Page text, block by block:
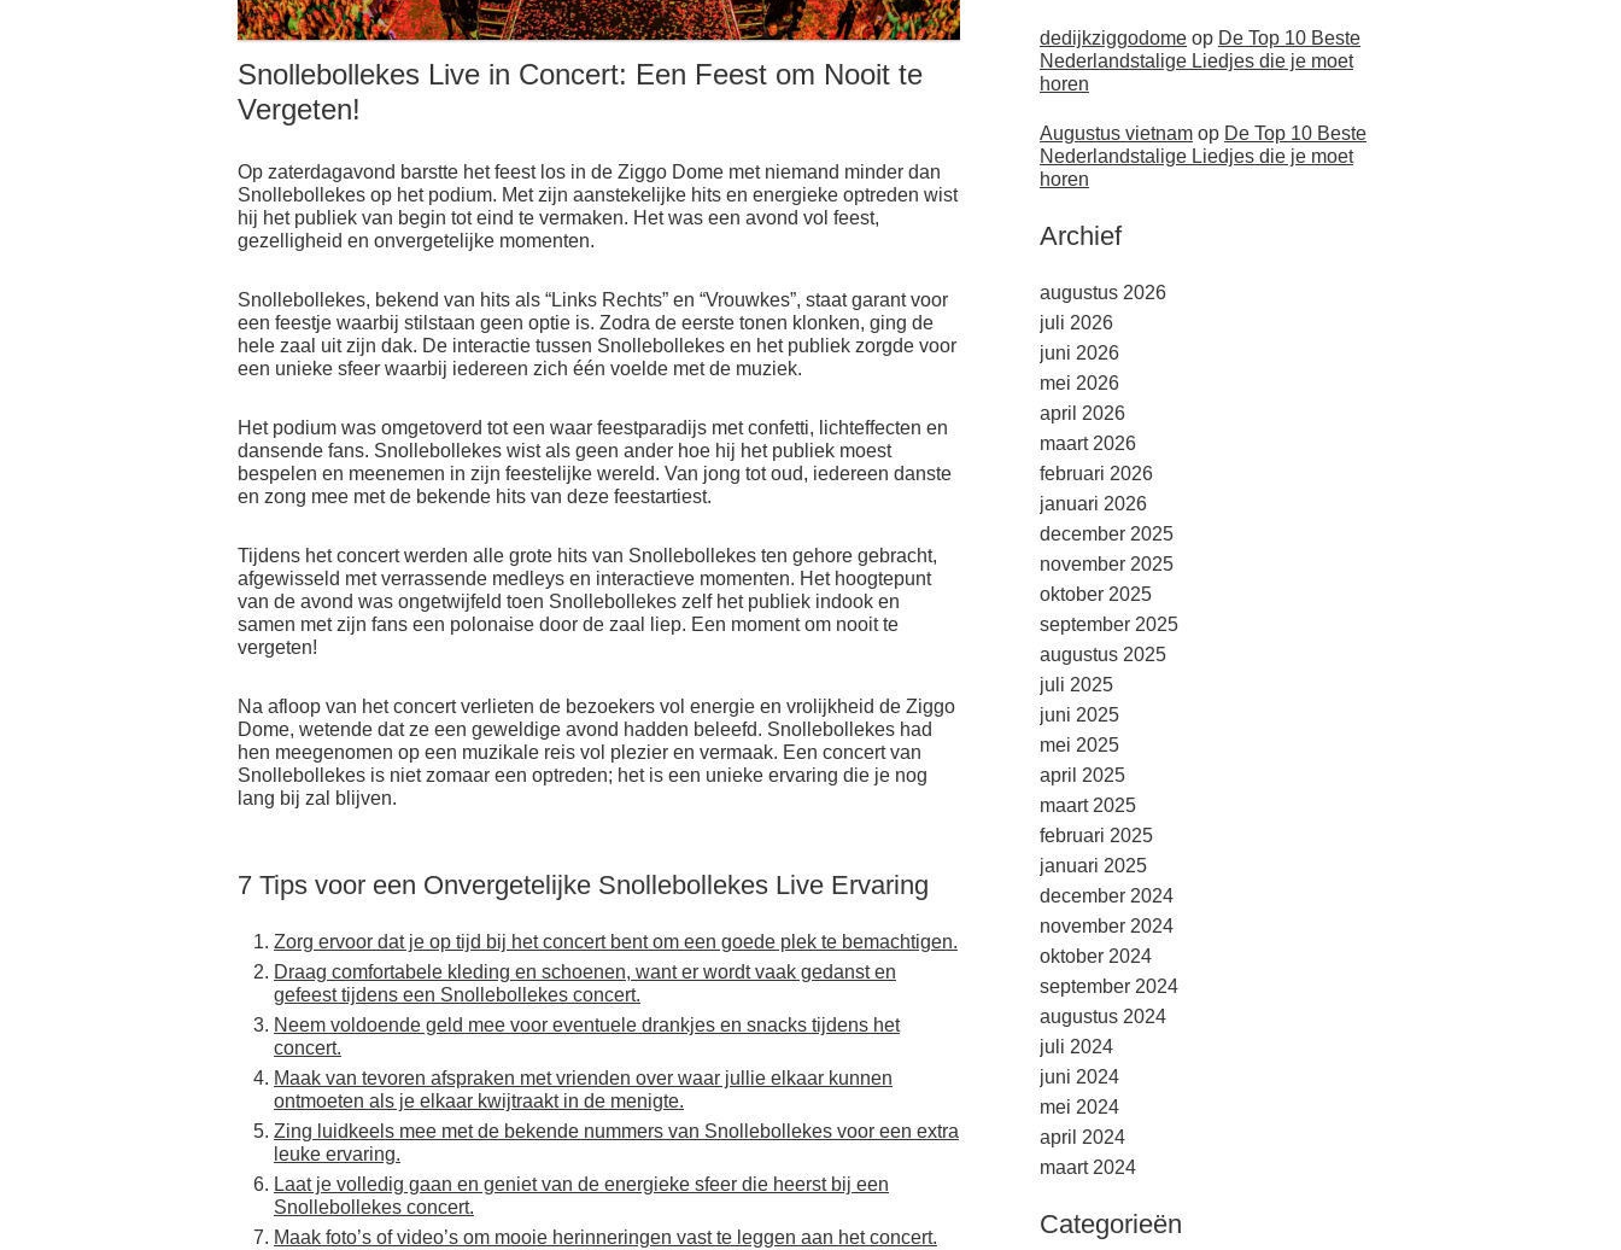
Snollebollekes Live in Concert: Een Feest om Nooit te
Vergeten!
Op zaterdagavond barstte het feest los in de Ziggo Dome met niemand minder dan
Snollebollekes op het podium. Met zijn aanstekelijke hits en energieke optreden wist
hij het publiek van begin tot eind te vermaken. Het was een avond vol feest,
gezelligheid en onvergetelijke momenten.
Snollebollekes, bekend van hits als “Links Rechts” en “Vrouwkes”, staat garant voor
een feestje waarbij stilstaan geen optie is. Zodra de eerste tonen klonken, ging de
hele zaal uit zijn dak. De interactie tussen Snollebollekes en het publiek zorgde voor
een unieke sfeer waarbij iedereen zich één voelde met de muziek.
Het podium was omgetoverd tot een waar feestparadijs met confetti, lichteffecten en
dansende fans. Snollebollekes wist als geen ander hoe hij het publiek moest
bespelen en meenemen in zijn feestelijke wereld. Van jong tot oud, iedereen danste
en zong mee met de bekende hits van deze feestartiest.
Tijdens het concert werden alle grote hits van Snollebollekes ten gehore gebracht,
afgewisseld met verrassende medleys en interactieve momenten. Het hoogtepunt
van de avond was ongetwijfeld toen Snollebollekes zelf het publiek indook en
samen met zijn fans een polonaise door de zaal liep. Een moment om nooit te
vergeten!
Na afloop van het concert verlieten de bezoekers vol energie en vrolijkheid de Ziggo
Dome, wetende dat ze een geweldige avond hadden beleefd. Snollebollekes had
hen meegenomen op een muzikale reis vol plezier en vermaak. Een concert van
Snollebollekes is niet zomaar een optreden; het is een unieke ervaring die je nog
lang bij zal blijven.
7 Tips voor een Onvergetelijke Snollebollekes Live Ervaring
Zorg ervoor dat je op tijd bij het concert bent om een goede plek te bemachtigen.
Draag comfortabele kleding en schoenen, want er wordt vaak gedanst en
gefeest tijdens een Snollebollekes concert.
Neem voldoende geld mee voor eventuele drankjes en snacks tijdens het
concert.
Maak van tevoren afspraken met vrienden over waar jullie elkaar kunnen
ontmoeten als je elkaar kwijtraakt in de menigte.
Zing luidkeels mee met de bekende nummers van Snollebollekes voor een extra
leuke ervaring.
Laat je volledig gaan en geniet van de energieke sfeer die heerst bij een
Snollebollekes concert.
Maak foto’s of video’s om mooie herinneringen vast te leggen aan het concert.
dedijkziggodome op De Top 10 Beste
Nederlandstalige Liedjes die je moet
horen
Augustus vietnam op De Top 10 Beste
Nederlandstalige Liedjes die je moet
horen
Archief
augustus 2026
juli 2026
juni 2026
mei 2026
april 2026
maart 2026
februari 2026
januari 2026
december 2025
november 2025
oktober 2025
september 2025
augustus 2025
juli 2025
juni 2025
mei 2025
april 2025
maart 2025
februari 2025
januari 2025
december 2024
november 2024
oktober 2024
september 2024
augustus 2024
juli 2024
juni 2024
mei 2024
april 2024
maart 2024
Categorieën